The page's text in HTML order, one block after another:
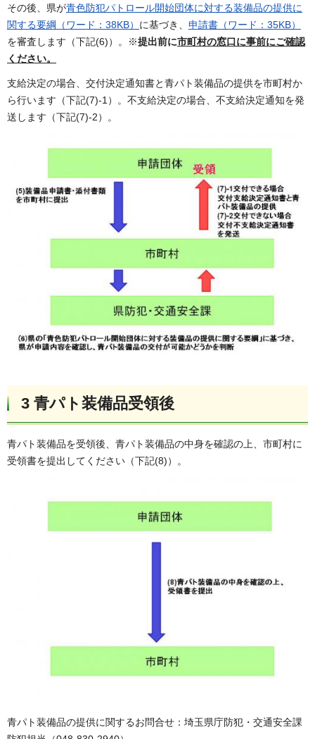
その後、県が青色防犯パトロール開始団体に対する装備品の提供に
関する要綱（ワード：38KB） に基づき、 申請書（ワード：35KB）
を審査します（下記(6)）。※提出前に市町村の窓口に事前にご確認
ください。
支給決定の場合、交付決定通知書と青パト装備品の提供を市町村か
ら行います（下記(7)-1）。不支給決定の場合、不支給決定通知を発
送します（下記(7)-2）。
3 青パト装備品受領後
青パト装備品を受領後、青パト装備品の中身を確認の上、市町村に
受領書を提出してください（下記(8)）。
青パト装備品の提供に関するお問合せ：埼玉県庁防犯・交通安全課